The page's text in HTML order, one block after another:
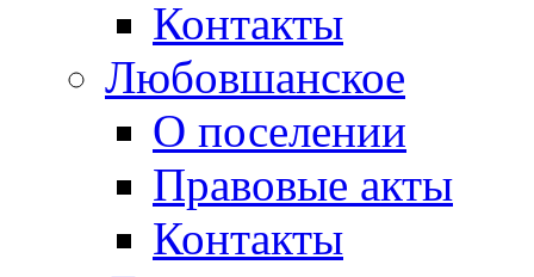
Контакты
Любовшанское
О поселении
Правовые акты
Контакты